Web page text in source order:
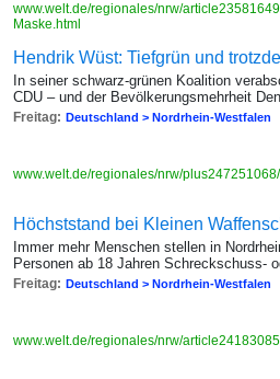
www.welt.de/regionales/nrw/
Maske.html
Hendrik Wüst: Tiefgrün und
In seiner schwarz-grünen Koalition
CDU – und der Bevölkerungsmehrheit
Freitag: Deutschland > Nordrhein-Westfalen
www.welt.de/regionales/nrw/
Höchststand bei Kleinen
Immer mehr Menschen stellen in
Personen ab 18 Jahren Schreckschuss-
Freitag: Deutschland > Nordrhein-Westfalen
www.welt.de/regionales/nrw/